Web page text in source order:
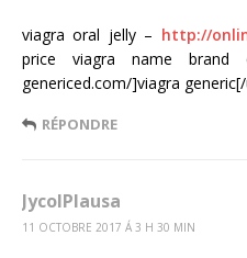
viagra oral jelly – http://
price viagra name brand
genericed.com/]viagra generic[/
RÉPONDRE
JycolPlausa
11 OCTOBRE 2017 Á 3 H 30 MIN